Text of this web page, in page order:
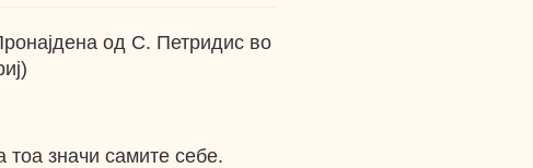
од С. Петридис во
значи самите себе.